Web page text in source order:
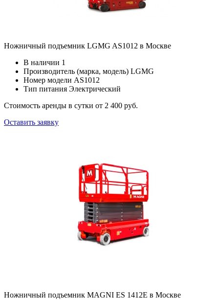
Ножничный подъемник LGMG AS1012 в Москве
В наличии 1
Производитель (марка, модель) LGMG
Номер модели AS1012
Тип питания Электрический
Стоимость аренды в сутки от 2 400 руб.
Оставить заявку
Ножничный подъемник MAGNI ES 1412E в Москве